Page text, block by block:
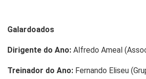
Galardoados
Dirigente do Ano: Alfredo Ameal
Treinador do Ano: Fernando Eliseu